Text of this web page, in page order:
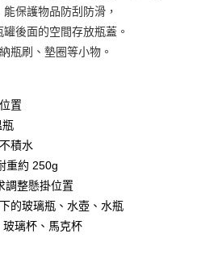
」之契約關係目的，商店將以您的個人
資料之確認、核對及更正。
結：
https://oppay.tw/userRule
保護物品防刮防滑，
後面的空間存放瓶蓋。
瓶刷、墊圈等小物。
置
積水
重約 250g
整懸掛位置
的玻璃瓶、水壺、水瓶
璃杯、馬克杯